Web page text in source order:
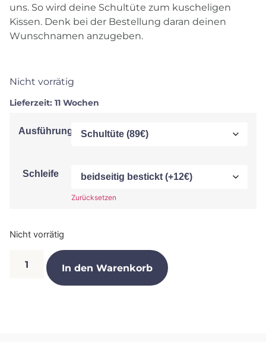
uns. So wird deine Schultüte zum kuscheligen
Kissen. Denk bei der Bestellung daran deinen
Wunschnamen anzugeben.
Nicht vorrätig
Lieferzeit: 11 Wochen
Ausführung
Schleife
Zurücksetzen
Nicht vorrätig
In den Warenkorb